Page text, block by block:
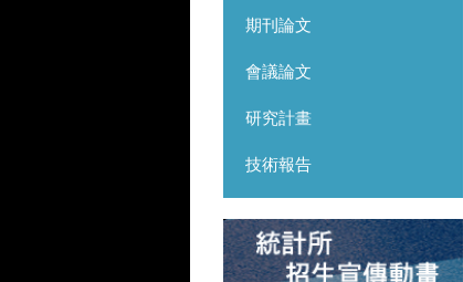
期刊論文
會議論文
研究計畫
技術報告